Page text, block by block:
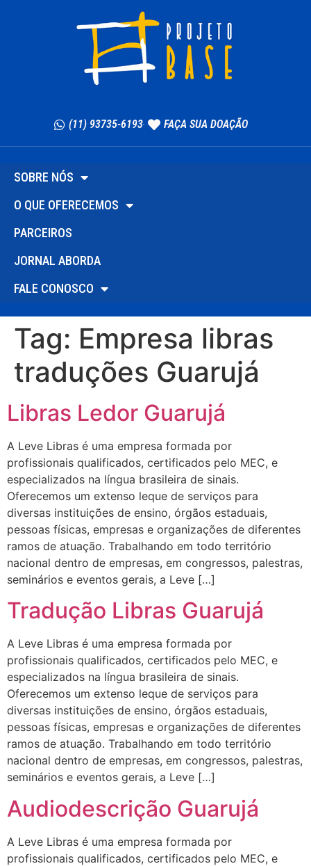
(11) 93735-6193 FAÇA SUA DOAÇÃO
SOBRE NÓS
O QUE OFERECEMOS
PARCEIROS
JORNAL ABORDA
FALE CONOSCO
Tag: Empresa libras
traduções Guarujá
Libras Ledor Guarujá
A Leve Libras é uma empresa formada por
profissionais qualificados, certificados pelo MEC, e
especializados na língua brasileira de sinais.
Oferecemos um extenso leque de serviços para
diversas instituições de ensino, órgãos estaduais,
pessoas físicas, empresas e organizações de diferentes
ramos de atuação. Trabalhando em todo território
nacional dentro de empresas, em congressos, palestras,
seminários e eventos gerais, a Leve […]
Tradução Libras Guarujá
A Leve Libras é uma empresa formada por
profissionais qualificados, certificados pelo MEC, e
especializados na língua brasileira de sinais.
Oferecemos um extenso leque de serviços para
diversas instituições de ensino, órgãos estaduais,
pessoas físicas, empresas e organizações de diferentes
ramos de atuação. Trabalhando em todo território
nacional dentro de empresas, em congressos, palestras,
seminários e eventos gerais, a Leve […]
Audiodescrição Guarujá
A Leve Libras é uma empresa formada por
profissionais qualificados, certificados pelo MEC, e